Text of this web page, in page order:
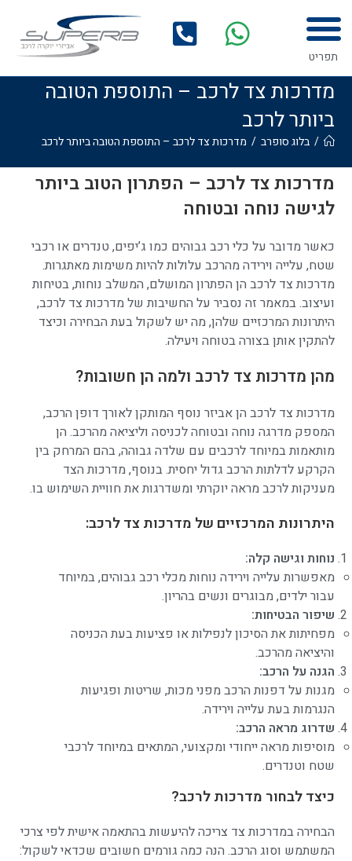
תפריט
מדרכות צד לרכב – התוספת הטובה
ביותר לרכב
/ בלוג סופרב / מדרכות צד לרכב – התוספת הטובה ביותר לרכב
מדרכות צד לרכב – הפתרון הטוב ביותר
לגישה נוחה ובטוחה
כאשר מדובר על כלי רכב גבוהים כמו ג’יפים, טנדרים או רכבי
שטח, עלייה וירידה מהרכב עלולות להיות משימות מאתגרות.
מדרכות צד לרכב הן הפתרון המושלם, המשלב נוחות, בטיחות
ועיצוב. במאמר זה נסביר על החשיבות של מדרכות צד לרכב,
היתרונות המרכזיים שלהן, מה יש לשקול בעת הבחירה וכיצד
להתקין אותן בצורה בטוחה ויעילה.
מהן מדרכות צד לרכב ולמה הן חשובות?
מדרכות צד לרכב הן אביזר נוסף המותקן לאורך דופן הרכב,
המספק מדרגה נוחה ובטוחה לכניסה וליציאה מהרכב. הן
מותאמות במיוחד לרכבים עם שלדה גבוהה, בהם המרחק בין
הקרקע לדלתות הרכב גדול יחסית. בנוסף, מדרכות הצד
מעניקות לרכב מראה יוקרתי ומשדרגות את חוויית השימוש בו.
היתרונות המרכזיים של מדרכות צד לרכב:
נוחות וגישה קלה:
מאפשרות עלייה וירידה נוחות מכלי רכב גבוהים, במיוחד
עבור ילדים, מבוגרים ונשים בהריון.
שיפור הבטיחות:
מפחיתות את הסיכון לנפילות או פציעות בעת הכניסה
והיציאה מהרכב.
הגנה על הרכב:
מגנות על דפנות הרכב מפני מכות, שריטות ופגיעות
הנגרמות בעת עלייה וירידה.
שדרוג מראה הרכב:
מוסיפות מראה ייחודי ומקצועי, המתאים במיוחד לרכבי
שטח וטנדרים.
כיצד לבחור מדרכות לרכב?
הבחירה במדרכות צד צריכה להיעשות בהתאמה אישית לפי צרכי
המשתמש וסוג הרכב. הנה כמה גורמים חשובים שכדאי לשקול: